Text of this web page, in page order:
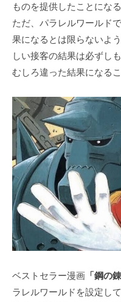
ものを提供したことになる
ただ、パラレルワールド
果になるとは限らないよ
しい接客の結果は必ずし
むしろ違った結果になる
ベストセラー漫画 「鋼の
ラレルワールドを設定して